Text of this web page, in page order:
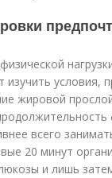
изучить условия,
жировой
всего
20 минут
и лишь